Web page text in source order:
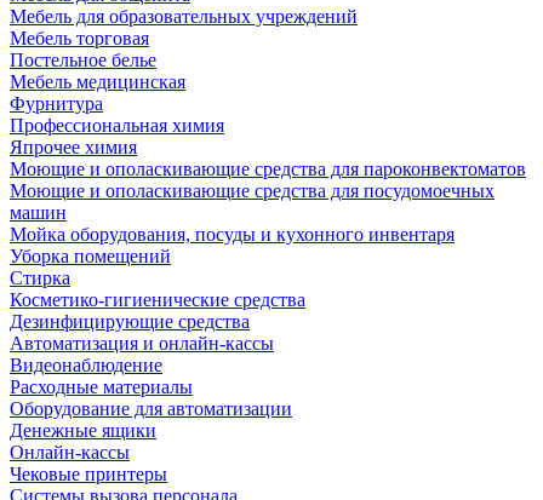
Мебель для образовательных учреждений
Мебель торговая
Постельное белье
Мебель медицинская
Фурнитура
Профессиональная химия
Япрочее химия
Моющие и ополаскивающие средства для пароконвектоматов
Моющие и ополаскивающие средства для посудомоечных
машин
Мойка оборудования, посуды и кухонного инвентаря
Уборка помещений
Стирка
Косметико-гигиенические средства
Дезинфицирующие средства
Автоматизация и онлайн-кассы
Видеонаблюдение
Расходные материалы
Оборудование для автоматизации
Денежные ящики
Онлайн-кассы
Чековые принтеры
Системы вызова персонала